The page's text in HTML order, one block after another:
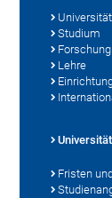
Universität
Studium
Forschung
Lehre
Universität
Fristen